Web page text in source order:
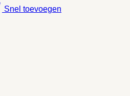
Snel toevoegen